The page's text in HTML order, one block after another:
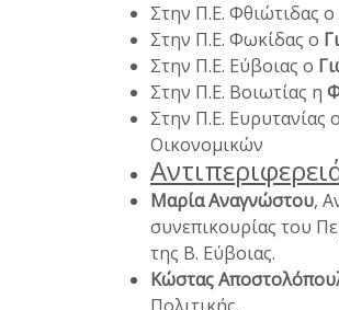
Στην Π.Ε. Φθιώτιδας ο
Στην Π.Ε. Φωκίδας ο
Στην Π.Ε. Εύβοιας ο
Στην Π.Ε. Βοιωτίας η
Στην Π.Ε. Ευρυτανίας ο
Οικονομικών
ΜαρίαΑναγνώστου,
συνεπικουρίας του
της Β. Εύβοιας.
Κώστας